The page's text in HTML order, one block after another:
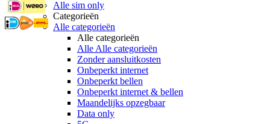
Alle sim only
Categorieën
Alle categorieën
Alle categorieën
Alle Alle categorieën
Zonder aansluitkosten
Onbeperkt internet
Onbeperkt bellen
Onbeperkt internet & bellen
Maandelijks opzegbaar
Data only